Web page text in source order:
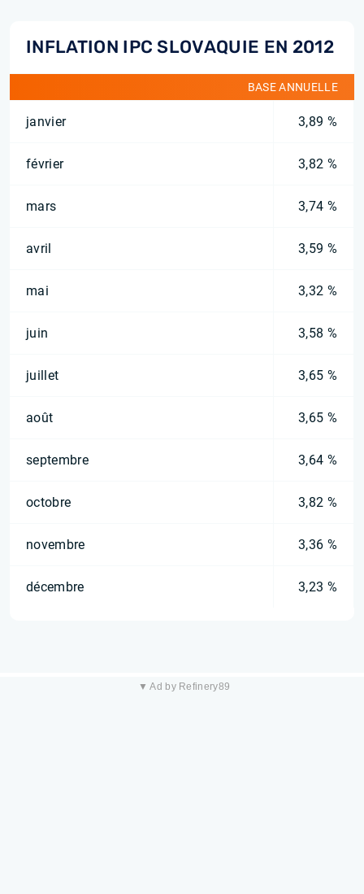
INFLATION IPC SLOVAQUIE EN 2012
BASE ANNUELLE
janvier 3,89 %
février 3,82 %
mars 3,74 %
avril 3,59 %
mai 3,32 %
juin 3,58 %
juillet 3,65 %
août 3,65 %
septembre 3,64 %
octobre 3,82 %
novembre 3,36 %
décembre 3,23 %
▼ Ad by Refinery89